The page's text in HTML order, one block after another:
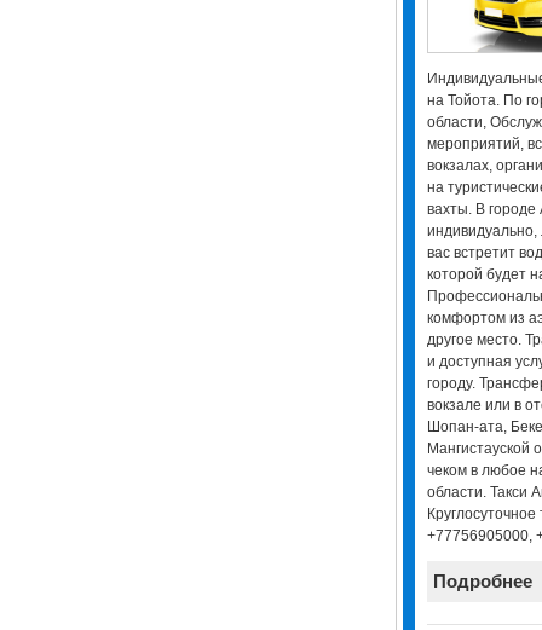
на Тойота. По
области,
мероприятий,
вокзалах,
на
вахты. В городе
вас встретит
которой будет
комфортом из
другое место.
и доступная
городу.
вокзале или в
Шопан-ата,
Мангистауской
чеком в любое
области. Такси
+77756905000,
Подробнее